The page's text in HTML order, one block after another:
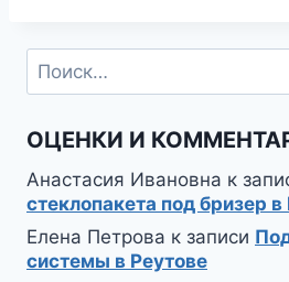
Найти:
ОЦЕНКИ И
Анастасия Ивановна к
стеклопакета под бризер в
Елена Петрова к записи
системы в Реутове